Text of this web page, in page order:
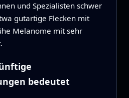
und Spezialisten schwer
gutartige Flecken mit
Melanome mit sehr
bedeutet